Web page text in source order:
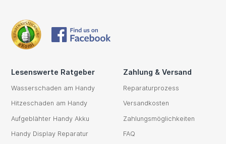
Lesenswerte Ratgeber
Wasserschaden am Handy
Hitzeschaden am Handy
Aufgeblähter Handy Akku
Handy Display Reparatur
Zahlung & Versand
Reparaturprozess
Versandkosten
Zahlungsmöglichkeiten
FAQ